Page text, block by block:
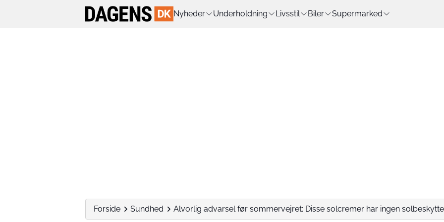
Nyheder Underholdning Livsstil Biler Supermarked
Forside Sundhed Alvorlig advarsel før sommervejret: Disse solcremer har ingen